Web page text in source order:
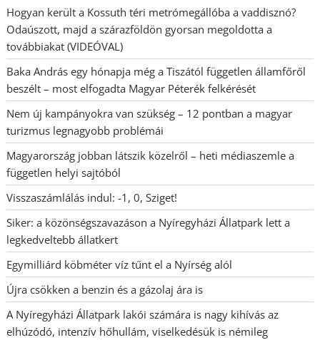
Hogyan került a Kossuth téri metrómegállóba a vaddisznó?
Odaúszott, majd a szárazföldön gyorsan megoldotta a
továbbiakat (VIDEÓVAL)
Baka András egy hónapja még a Tiszától független államfőről
beszélt – most elfogadta Magyar Péterék felkérését
Nem új kampányokra van szükség – 12 pontban a magyar
turizmus legnagyobb problémái
Magyarország jobban látszik közelről – heti médiaszemle a
független helyi sajtóból
Visszaszámlálás indul: -1, 0, Sziget!
Siker: a közönségszavazáson a Nyíregyházi Állatpark lett a
legkedveltebb állatkert
Egymilliárd köbméter víz tűnt el a Nyírség alól
Újra csökken a benzin és a gázolaj ára is
A Nyíregyházi Állatpark lakói számára is nagy kihívás az
elhúzódó, intenzív hőhullám, viselkedésük is némileg